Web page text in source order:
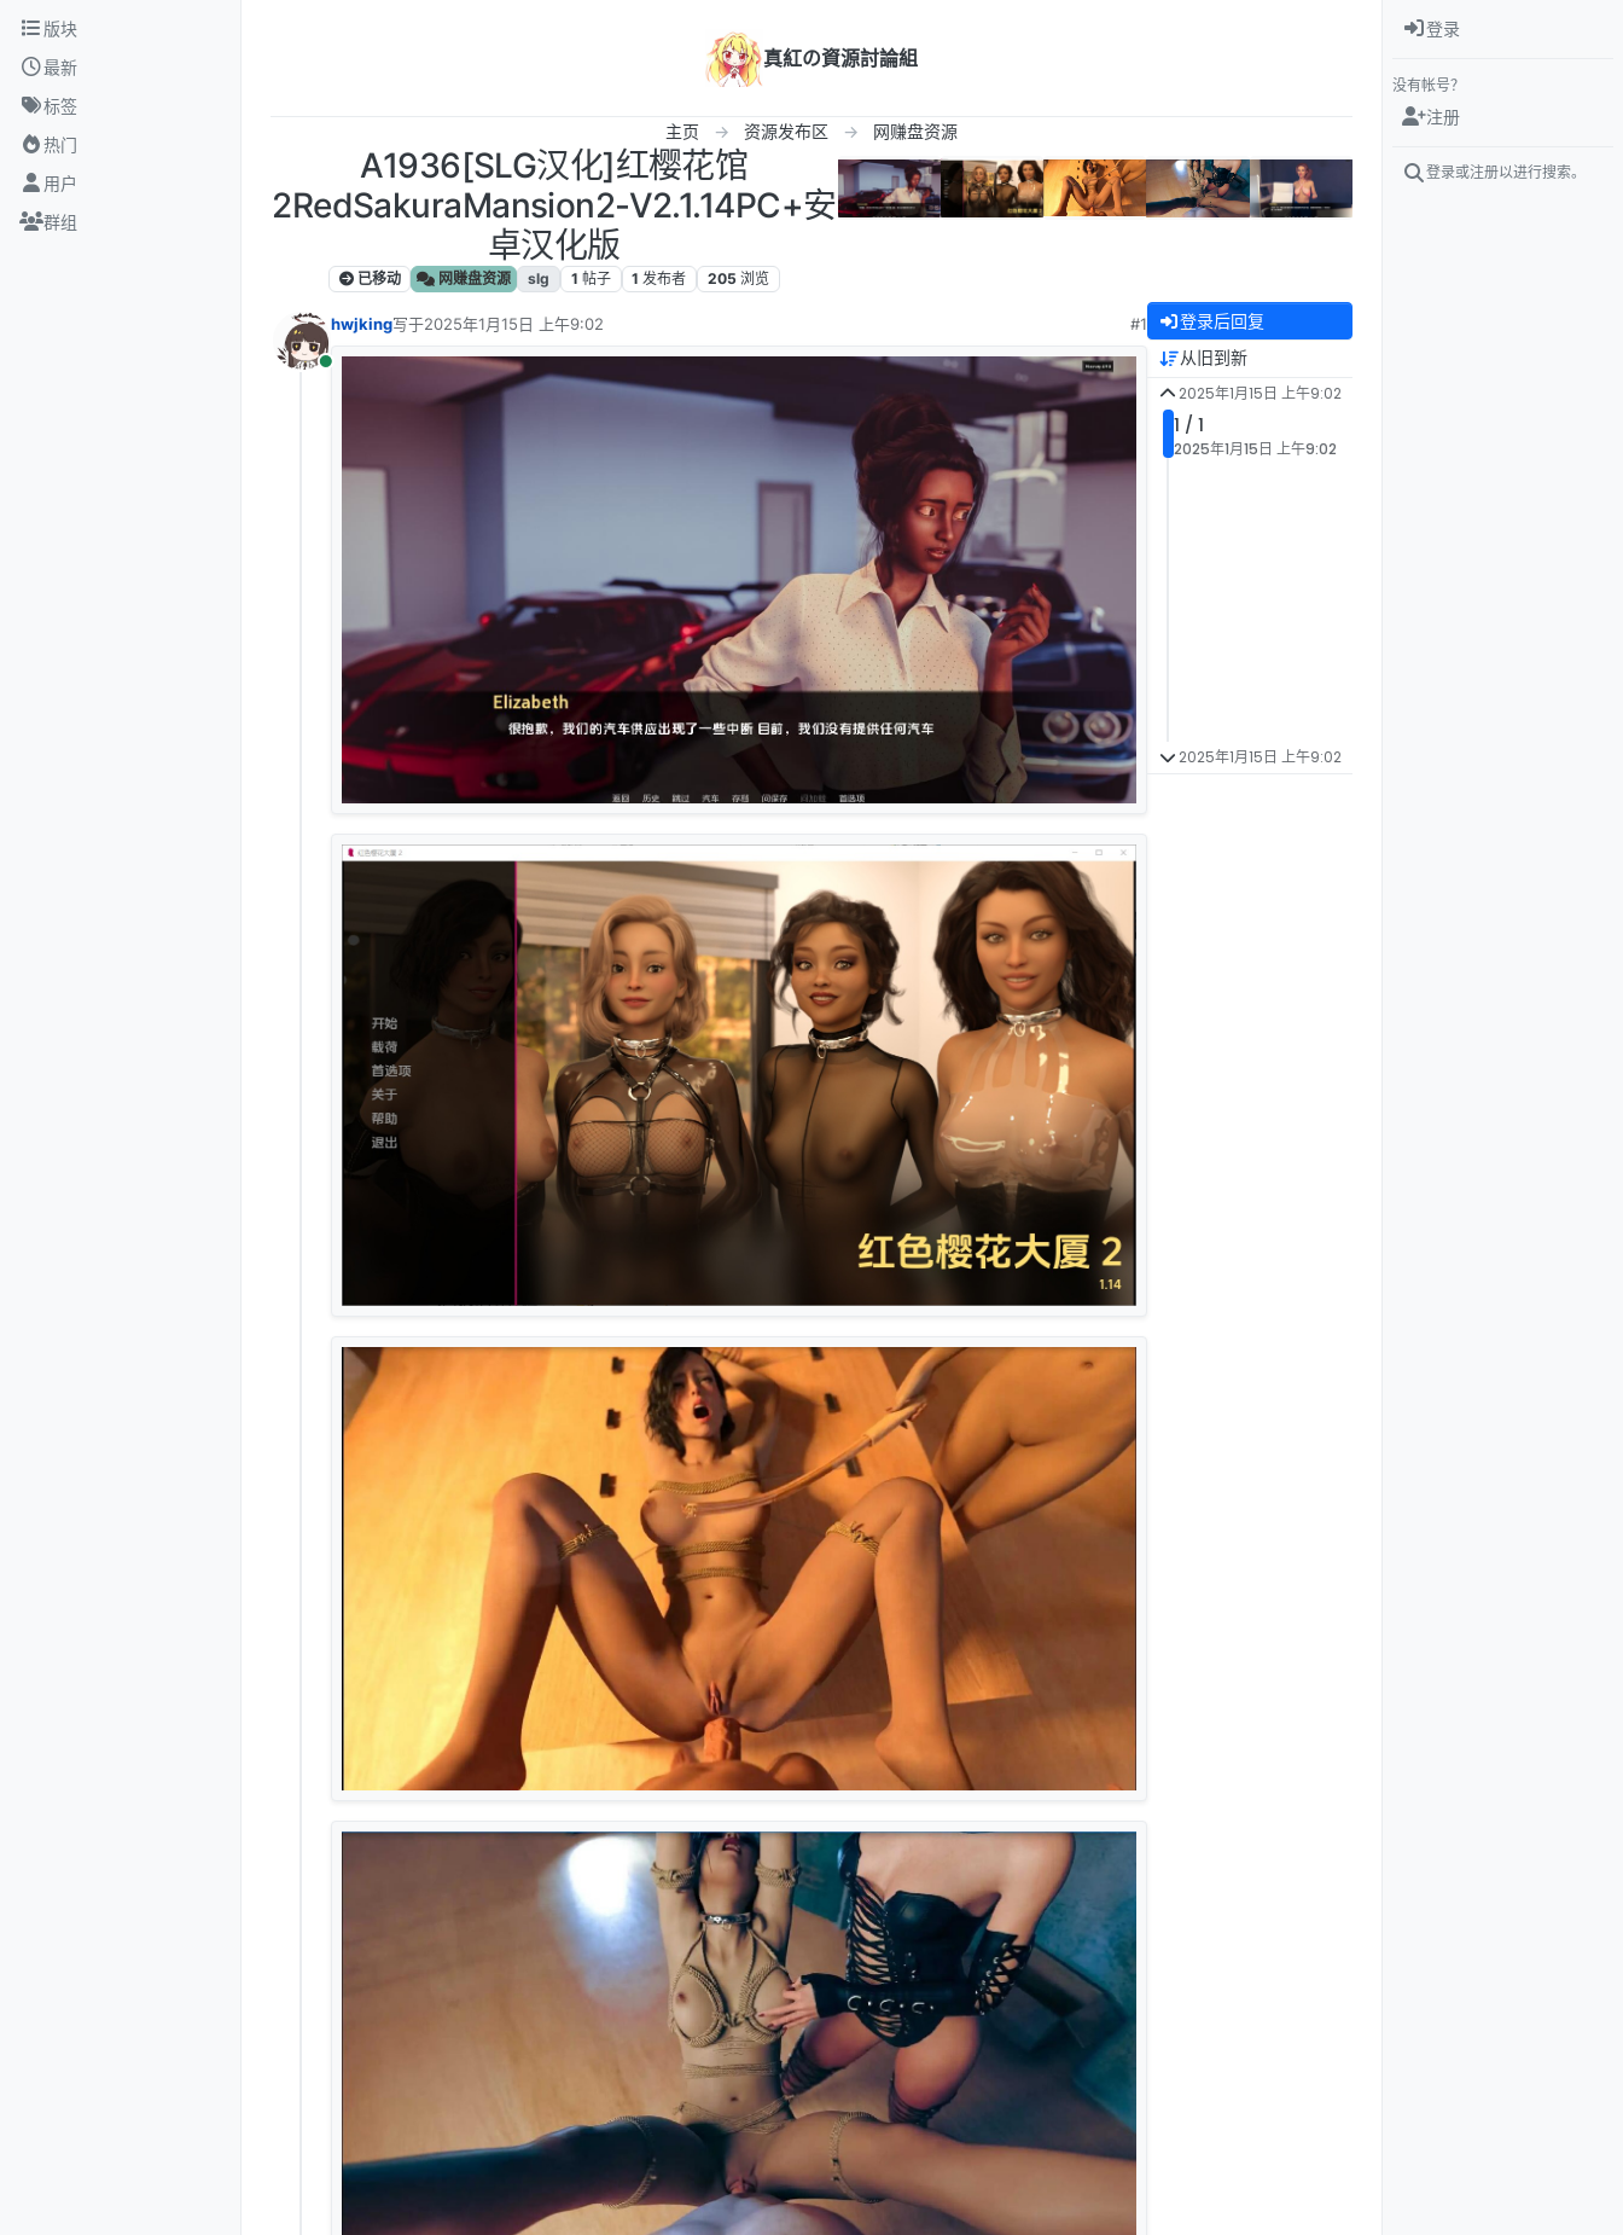
跳转至内容
版块
最新
标签
热门
用户
群组
真紅の資源討論組
主页 资源发布区 网赚盘资源
A1936[SLG汉化]红樱花馆
2RedSakuraMansion2-V2.1.14PC+安
卓汉化版
已移动 网赚盘资源 slg 1 帖子 1 发布者 205 浏览
在线
hwjking写于2025年1月15日 上午9:02
最后由 编辑
#1 登录后回复
从旧到新
2025年1月15日 上午9:02
1 / 1
2025年1月15日 上午9:02
2025年1月15日 上午9:02
登录
没有帐号？
注册
登录或注册以进行搜索。